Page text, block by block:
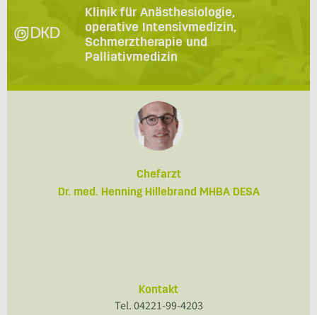
Klinik für Anästhesiologie,
operative Intensivmedizin,
Schmerztherapie und
Palliativmedizin
Chefarzt
Dr. med. Henning Hillebrand MHBA DESA
Kontakt
Tel. 04221-99-4203